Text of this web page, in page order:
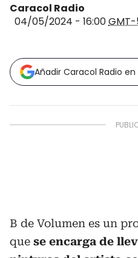
Caracol Radio
04/05/2024 - 16:00
Añadir Caracol Radio en
B de Volumen es un
que se encarga de